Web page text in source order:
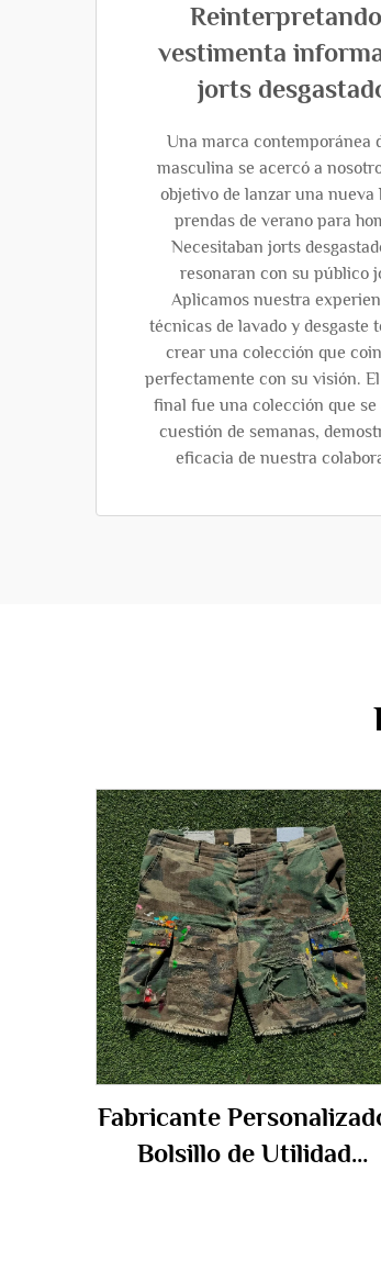
vestimenta
jorts
Una marca contemporánea
masculina se acercó a
objetivo de lanzar una nueva
prendas de verano para
Necesitaban jorts
resonaran con su público
Aplicamos nuestra
técnicas de lavado y desgaste
crear una colección que
perfectamente con su visión.
final fue una colección que se
cuestión de semanas,
eficacia de nuestra
Fabricante
Bolsillo de Utilidad